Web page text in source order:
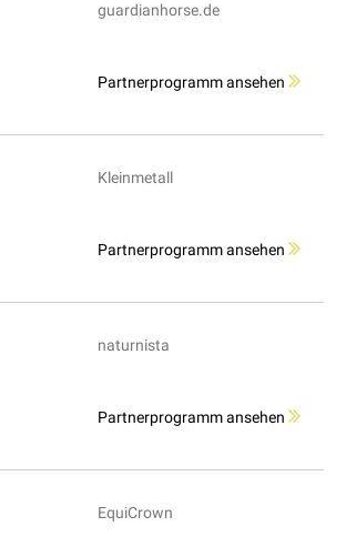
guardianhorse.de
Partnerprogramm ansehen
Kleinmetall
Partnerprogramm ansehen
naturnista
Partnerprogramm ansehen
EquiCrown